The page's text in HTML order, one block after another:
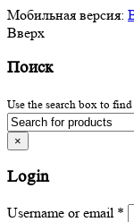
Мобильная версия:
Вверх
Поиск
Use the search box to
×
Login
Username or email *